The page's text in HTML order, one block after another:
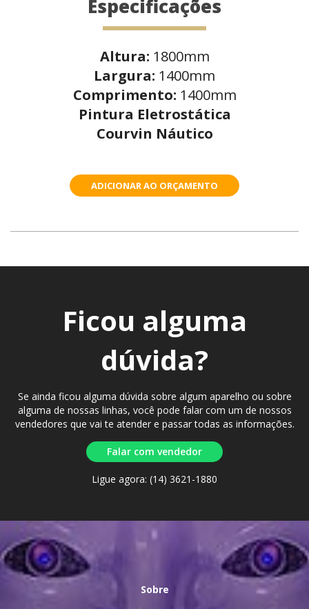
Especificações
Altura: 1800mm
Largura: 1400mm
Comprimento: 1400mm
Pintura Eletrostática
Courvin Náutico
ADICIONAR AO ORÇAMENTO
Ficou alguma
dúvida?
Se ainda ficou alguma dúvida sobre algum aparelho ou sobre
alguma de nossas linhas, você pode falar com um de nossos
vendedores que vai te atender e passar todas as informações.
Falar com vendedor
Ligue agora: (14) 3621-1880
Sobre